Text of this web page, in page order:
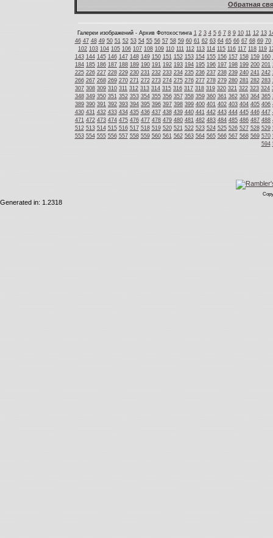
Обратная
Галереи изображений - Архив Фотохостинга 1 2 3 4 5 6 7 8 9 10 11 12 13
46 47 48 49 50 51 52 53 54 55 56 57 58 59 60 61 62 63 64 65 66 67 68 69 70
102 103 104 105 106 107 108 109 110 111 112 113 114 115 116 117 118 119
143 144 145 146 147 148 149 150 151 152 153 154 155 156 157 158 159 160
184 185 186 187 188 189 190 191 192 193 194 195 196 197 198 199 200 201
225 226 227 228 229 230 231 232 233 234 235 236 237 238 239 240 241 242
266 267 268 269 270 271 272 273 274 275 276 277 278 279 280 281 282 283
307 308 309 310 311 312 313 314 315 316 317 318 319 320 321 322 323 324
348 349 350 351 352 353 354 355 356 357 358 359 360 361 362 363 364 365
389 390 391 392 393 394 395 396 397 398 399 400 401 402 403 404 405 406
430 431 432 433 434 435 436 437 438 439 440 441 442 443 444 445 446 447
471 472 473 474 475 476 477 478 479 480 481 482 483 484 485 486 487 488
512 513 514 515 516 517 518 519 520 521 522 523 524 525 526 527 528 529
553 554 555 556 557 558 559 560 561 562 563 564 565 566 567 568 569 570
594
Generated in: 1.2318